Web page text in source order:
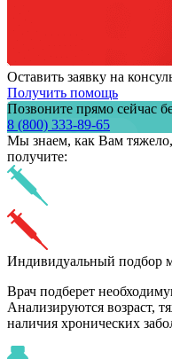
Оставить заявку на
Получить помощь
Позвоните прямо сейчас
8 (800) 333-89-65
Мы знаем, как Вам тяжело,
получите:
Индивидуальный подбор
Врач подберет
Анализируются возраст,
наличия хронических